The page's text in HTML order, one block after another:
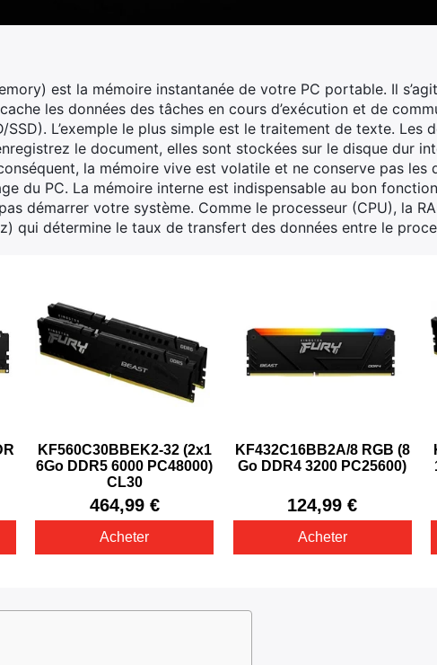
est la mémoire instantanée de votre PC portable. Il
les données des tâches en cours d’exécution et de
L’exemple le plus simple est le traitement de texte. Les
le document, elles sont stockées sur le disque dur
la mémoire vive est volatile et ne conserve pas les
du PC. La mémoire interne est indispensable au bon
démarrer votre système. Comme le processeur (CPU), la
qui détermine le taux de transfert des données entre le